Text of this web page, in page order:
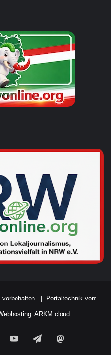
vorbehalten. | Portaltechnik von:
ARKM.cloud
YouTubeTelegram